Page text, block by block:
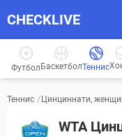
CHECKLIVE
Футбол БаскетболТеннис
Теннис /Цинциннати,
WTA